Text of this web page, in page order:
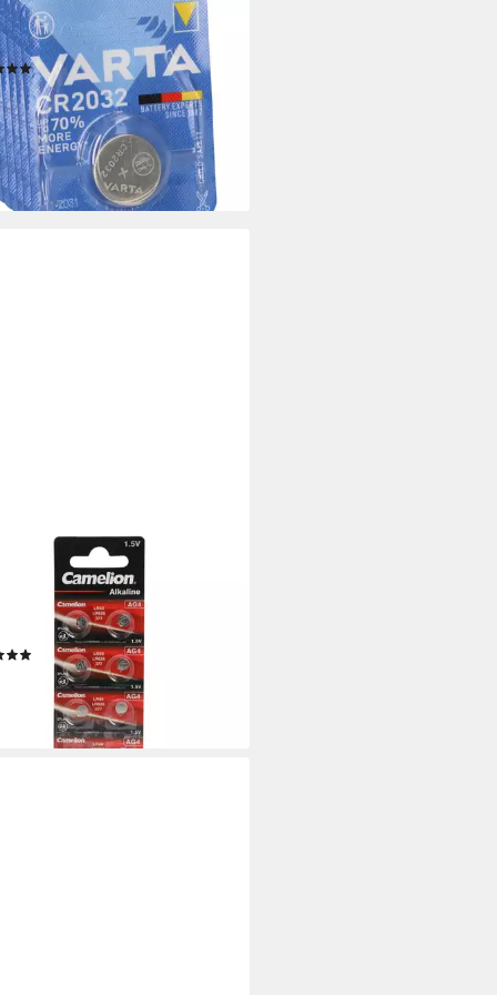
ECR 2032 L14 EA
(3 V)
(2)
€
- in 3-4 Werktagen bei dir
Knopfzelle AG 4 Batterie
Set entspricht V376, V377
Knopfzelle, (1,5 V)
- in 2-3 Werktagen bei dir